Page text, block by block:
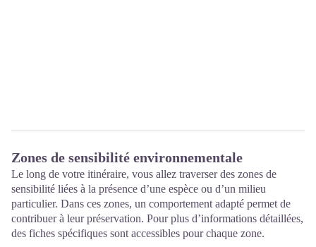
Zones de sensibilité environnementale
Le long de votre itinéraire, vous allez traverser des zones de
sensibilité liées à la présence d’une espèce ou d’un milieu
particulier. Dans ces zones, un comportement adapté permet de
contribuer à leur préservation. Pour plus d’informations détaillées,
des fiches spécifiques sont accessibles pour chaque zone.